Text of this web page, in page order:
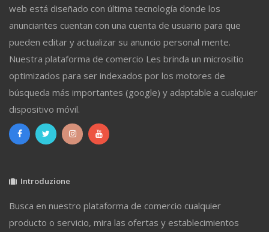
web está diseñado con última tecnología donde los
anunciantes cuentan con una cuenta de usuario para que
pueden editar y actualizar su anuncio personal mente.
Nuestra plataforma de comercio Les brinda un micrositio
optimizados para ser indexados por los motores de
búsqueda más importantes (google) y adaptable a cualquier
dispositivo móvil.
Introduzione
Busca en nuestro plataforma de comercio cualquier
producto o servicio, mira las ofertas y establecimientos